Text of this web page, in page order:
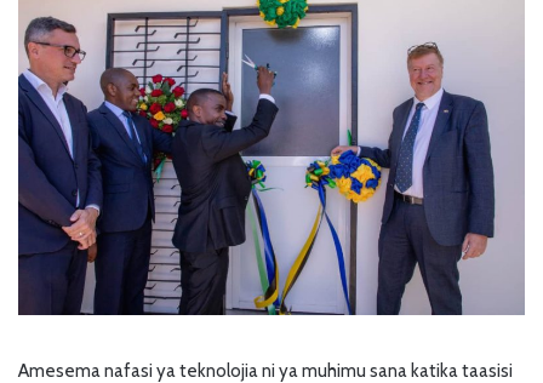
Amesema nafasi ya teknolojia ni ya muhimu sana katika taasisi